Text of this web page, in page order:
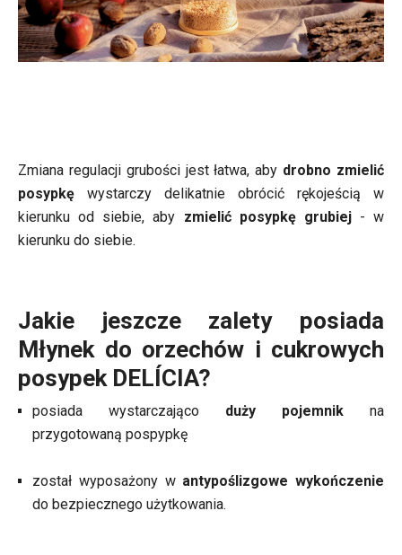
Zmiana regulacji grubości jest łatwa, aby drobno zmielić
posypkę wystarczy delikatnie obrócić rękojeścią w
kierunku od siebie, aby zmielić posypkę grubiej- w
kierunku do siebie.
Jakie jeszcze zalety posiada
Młynek do orzechów i cukrowych
posypek DELÍCIA?
posiada wystarczająco duży pojemnik na
przygotowaną pospypkę
został wyposażony w antypoślizgowe wykończenie
do bezpiecznego użytkowania.